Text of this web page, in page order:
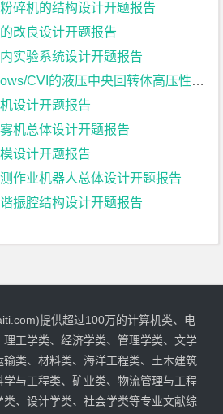
碎机的结构设计开题报告
改良设计开题报告
实验系统设计开题报告
液压中央回转体高压性能参数测控系统的设计开题报告
设计开题报告
机总体设计开题报告
设计开题报告
作业机器人总体设计开题报告
振腔结构设计开题报告
提供超过100万的计算机类、电
工学类、经济学类、管理学类、文学
类、材料类、海洋工程类、土木建筑
与工程类、矿业类、物流管理与工程
、设计学类、社会学类等专业文献综